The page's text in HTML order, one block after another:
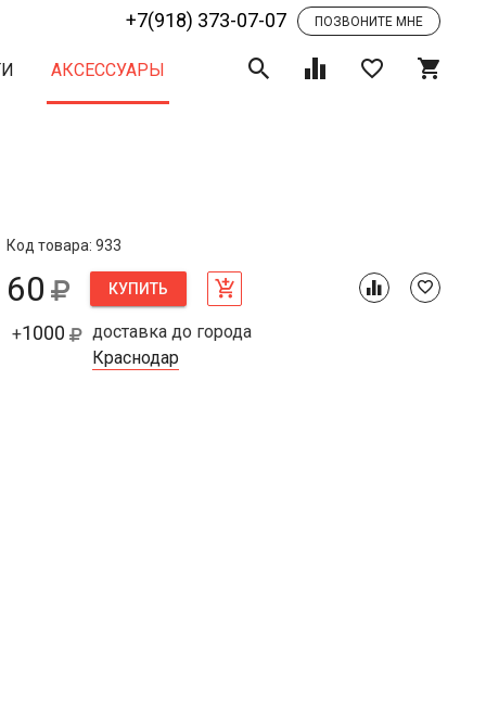
+7(918) 373-07-07 ПОЗВОНИТЕ МНЕ
АКСЕССУАРЫ
Код товара: 933
60 КУПИТЬ
+1000
доставка до города
Краснодар